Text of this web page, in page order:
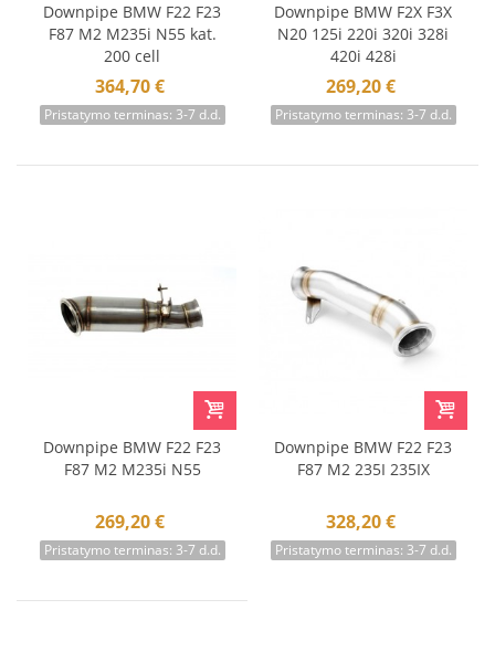
Downpipe BMW F22 F23
F87 M2 M235i N55 kat.
200 cell
364,70 €
Pristatymo terminas: 3-7 d.d.
Downpipe BMW F2X F3X
N20 125i 220i 320i 328i
420i 428i
269,20 €
Pristatymo terminas: 3-7 d.d.
Downpipe BMW F22 F23
F87 M2 M235i N55
269,20 €
Pristatymo terminas: 3-7 d.d.
Downpipe BMW F22 F23
F87 M2 235I 235IX
328,20 €
Pristatymo terminas: 3-7 d.d.